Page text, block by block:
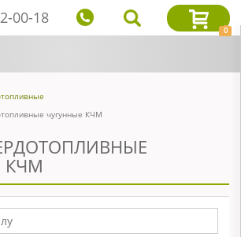
00-18
0
чугунные КЧМ
КЧМ